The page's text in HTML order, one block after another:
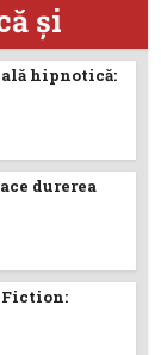
şi
hipnotică:
durerea
Fiction: